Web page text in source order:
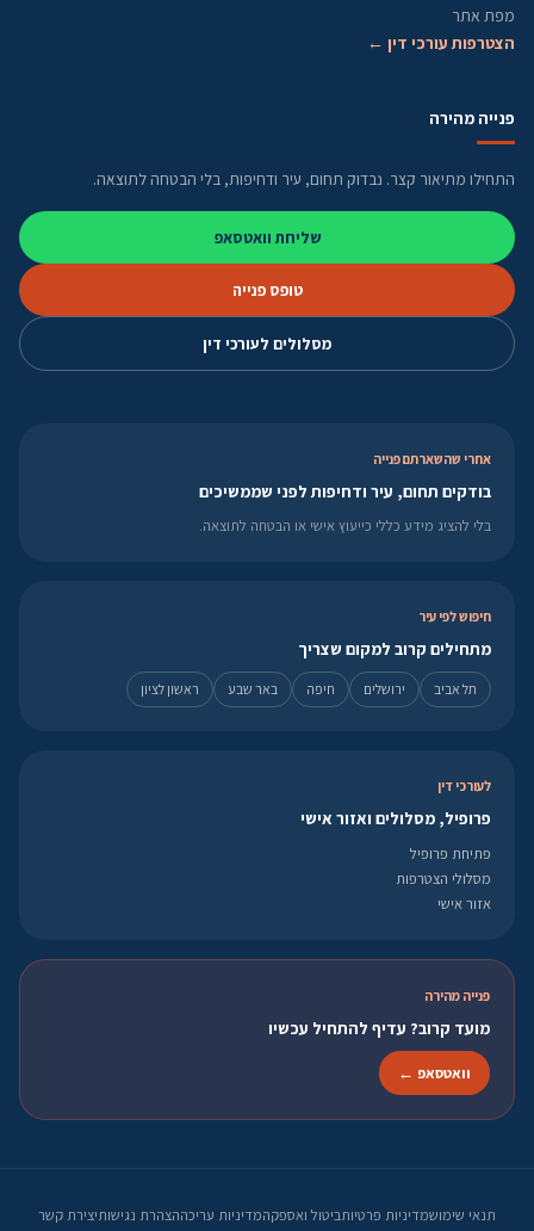
מפת אתר
הצטרפות עורכי דין ←
פנייה מהירה
התחילו מתיאור קצר. נבדוק תחום, עיר ודחיפות, בלי הבטחה לתוצאה.
שליחת וואטסאפ
טופס פנייה
מסלולים לעורכי דין
אחרי שהשארתם פנייה
בודקים תחום, עיר ודחיפות לפני שממשיכים
בלי להציג מידע כללי כייעוץ אישי או הבטחה לתוצאה.
חיפוש לפי עיר
מתחילים קרוב למקום שצריך
תל אביב ירושלים חיפה באר שבע ראשון לציון
לעורכי דין
פרופיל, מסלולים ואזור אישי
פתיחת פרופיל
מסלולי הצטרפות
אזור אישי
פנייה מהירה
מועד קרוב? עדיף להתחיל עכשיו
וואטסאפ ←
תנאי שימושמדיניות פרטיותביטול ואספקהמדיניות עריכההצהרת נגישותיצירת קשר